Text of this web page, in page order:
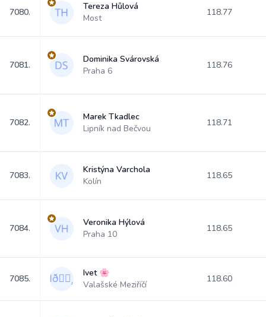
7080.
Tereza Hůlová
Most
118.77
7081.
Dominika Svárovská
Praha 6
118.76
7082.
Marek Tkadlec
Lipník nad Bečvou
118.71
7083.
Kristýna Varchola
Kolín
118.65
7084.
Veronika Hýlová
Praha 10
118.65
7085.
Ivet 🌸
Valašské Meziříčí
118.60